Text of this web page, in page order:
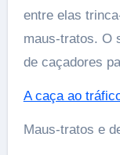
entre elas
maus-tratos. O
de caçadores
A caça ao
Maus-tratos e